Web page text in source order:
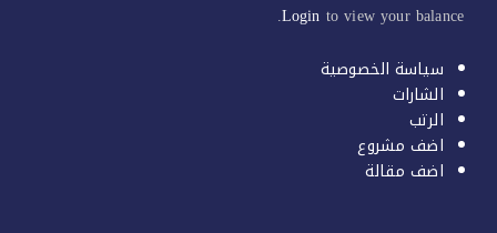
Loginto view your
سياسة الخصوصية
الشارات
الرتب
اضف مشروع
اضف مقالة